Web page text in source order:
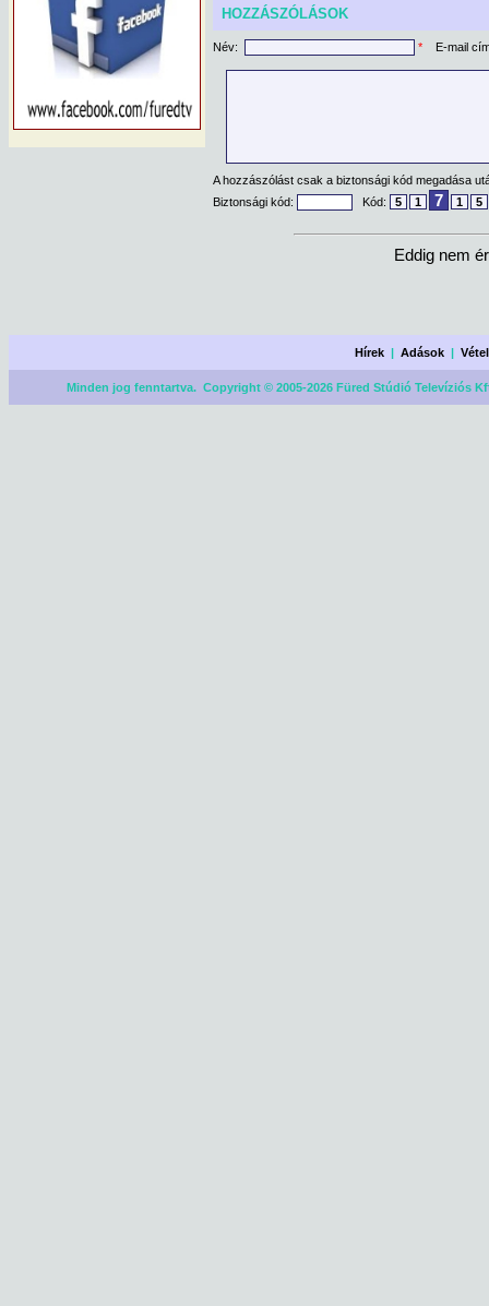
HOZZÁSZÓLÁSOK
Név: * E-mail
A hozzászólást csak a biztonsági kód megadása
Biztonsági kód:
Kód: 5 1 7 1 5
Eddig nem
Hírek |Adások |
Minden jog fenntartva. Copyright © 2005-2026 Füred Stúdió Televíziós